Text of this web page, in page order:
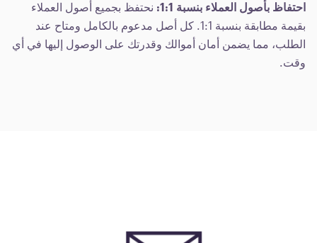
احتفاظ بأصول العملاء بنسبة 1:1:
نحتفظ بجميع أصول العملاء
بقيمة مطابقة بنسبة 1:1. كل أصل مدعوم بالكامل ومتاح عند
الطلب، مما يضمن أمان أموالك وقدرتك على الوصول إليها في أي
وقت.